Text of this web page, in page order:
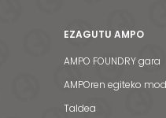
EZAGUTU AMPO
AMPO FOUNDRY gara
AMPOren egiteko
Taldea